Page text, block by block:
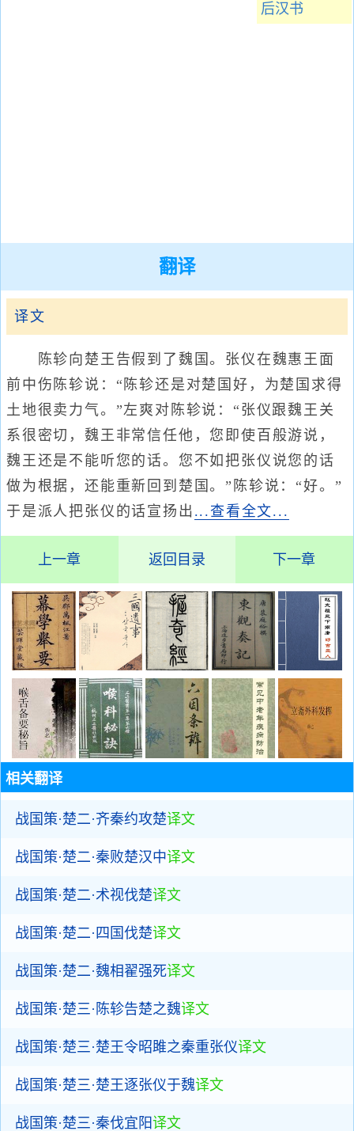
后汉书
翻译
译文
陈轸向楚王告假到了魏国。张仪在魏惠王面
前中伤陈轸说：“陈轸还是对楚国好，为楚国求得
土地很卖力气。”左爽对陈轸说：“张仪跟魏王关
系很密切，魏王非常信任他，您即使百般游说，
魏王还是不能听您的话。您不如把张仪说您的话
做为根据，还能重新回到楚国。”陈轸说：“好。”
于是派人把张仪的话宣扬出 ...查看全文...
上一章 返回目录 下一章
相关翻译
战国策·楚二·齐秦约攻楚译文
战国策·楚二·秦败楚汉中译文
战国策·楚二·术视伐楚译文
战国策·楚二·四国伐楚译文
战国策·楚二·魏相翟强死译文
战国策·楚三·陈轸告楚之魏译文
战国策·楚三·楚王令昭雎之秦重张仪译文
战国策·楚三·楚王逐张仪于魏译文
战国策·楚三·秦伐宜阳译文